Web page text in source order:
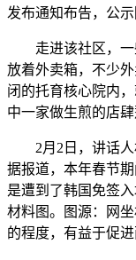
发布通知布告，公
走进该社区，一
放着外卖箱，不少
闭的托育核心院内
中一家做生煎的店
2月2日，讲话人
据报道，本年春节
是遭到了韩国免签
材料图。图源：网
的程度，有益于促